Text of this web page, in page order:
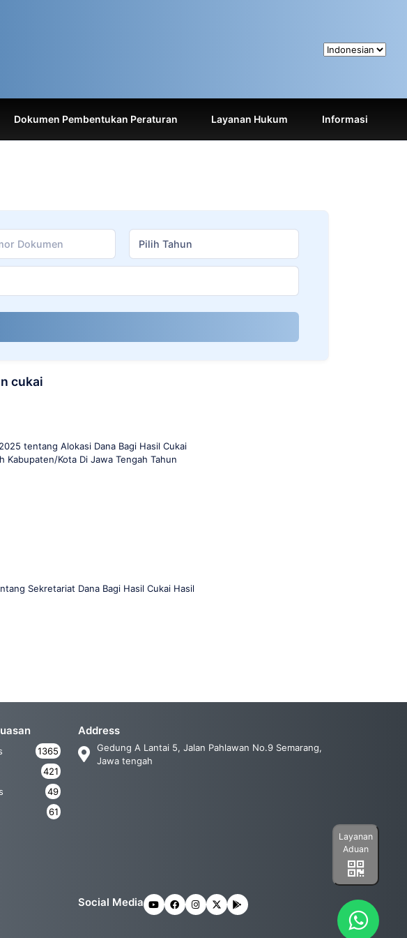
Dokumen Pembentukan Peraturan Layanan Hukum Informasi
Pilih Tahun
cukai
tentang Alokasi Dana Bagi Hasil Cukai
Kabupaten/Kota Di Jawa Tengah Tahun
Sekretariat Dana Bagi Hasil Cukai Hasil
1365
421
49
61
Address
Gedung A Lantai 5, Jalan Pahlawan No.9 Semarang,
Jawa tengah
Social Media
Layanan
Aduan